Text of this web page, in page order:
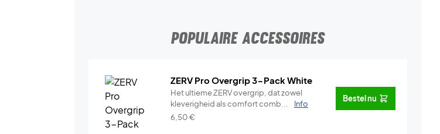
POPULAIRE ACCESSOIRES
ZERV Pro Overgrip 3-Pack White
Het ultieme ZERV overgrip, dat zowel
kleverigheid als comfort comb...
Info
6,50€
Bestel nu